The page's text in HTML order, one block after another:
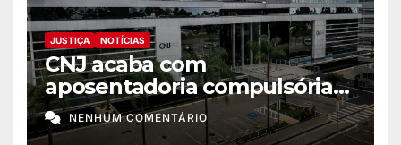
JUSTIÇA NOTÍCIAS
CNJ acaba com
aposentadoria compulsória
como punição máxima para
juiz
NENHUM COMENTÁRIO